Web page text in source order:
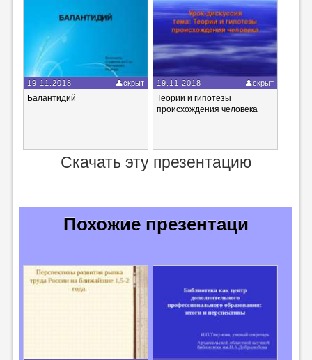
19.11.2018 скрыт
Балантидий
19.11.2018 скрыт
Теории и гипотезы
происхождения человека
Скачать эту презентацию
Похожие презентаци